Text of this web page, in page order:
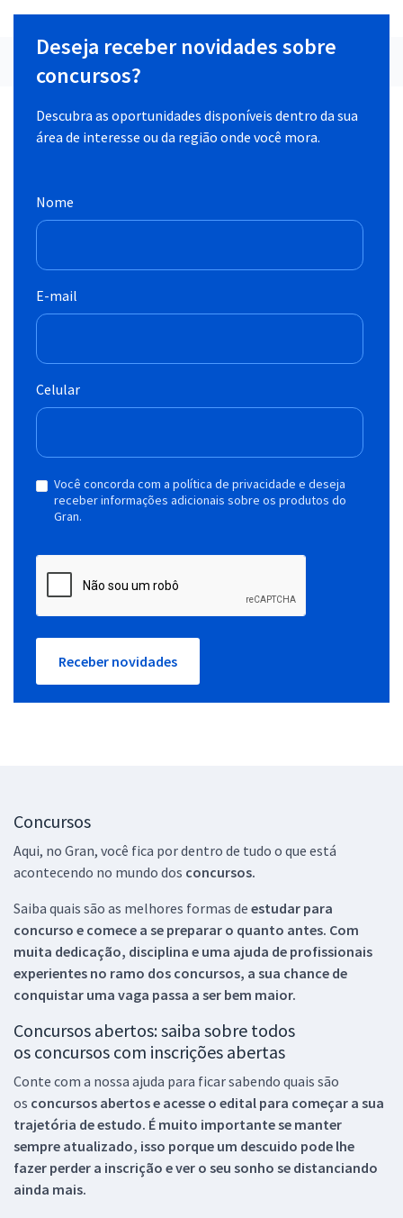
Deseja receber novidades sobre
concursos?
Descubra as oportunidades disponíveis dentro da sua
área de interesse ou da região onde você mora.
Nome
E-mail
Celular
Você concorda com a política de privacidade e deseja
receber informações adicionais sobre os produtos do
Gran.
Receber novidades
Concursos
Aqui, no Gran, você fica por dentro de tudo o que está
acontecendo no mundo dos concursos.
Saiba quais são as melhores formas de estudar para
concurso e comece a se preparar o quanto antes. Com
muita dedicação, disciplina e uma ajuda de profissionais
experientes no ramo dos concursos, a sua chance de
conquistar uma vaga passa a ser bem maior.
Concursos abertos: saiba sobre todos
os concursos com inscrições abertas
Conte com a nossa ajuda para ficar sabendo quais são
os concursos abertos e acesse o edital para começar a sua
trajetória de estudo. É muito importante se manter
sempre atualizado, isso porque um descuido pode lhe
fazer perder a inscrição e ver o seu sonho se distanciando
ainda mais.